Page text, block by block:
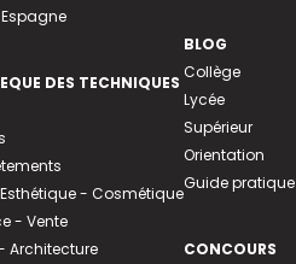
DES TECHNIQUES
- Cosmétique
- Vente
Architecture
BLOG
Collège
Lycée
Supérieur
Orientation
Guide pratique
CONCOURS